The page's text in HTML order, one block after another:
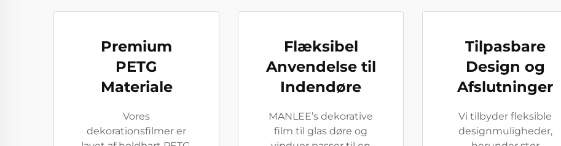
Premium
PETG
Materiale
Vores
dekorationsfilmer er
Flæksibel
Anvendelse til
Indendøre
MANLEE’s dekorative
film til glas døre og
Tilpasbare
Design og
Afslutninger
Vi tilbyder fleksible
designmuligheder,